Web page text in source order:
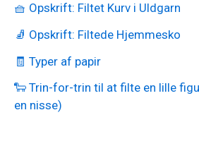
🧺 Opskrift: Filtet Kurv i Uldgarn
🧦 Opskrift: Filtede Hjemmesko
🧾 Typer af papir
🐑 Trin-for-trin til at filte en lille
en nisse)